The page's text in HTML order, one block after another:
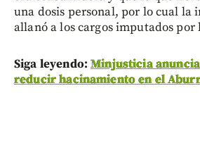
una dosis personal, por lo cual la
allanó a los cargos imputados por
Siga leyendo:Minjusticia
reducir hacinamiento en el